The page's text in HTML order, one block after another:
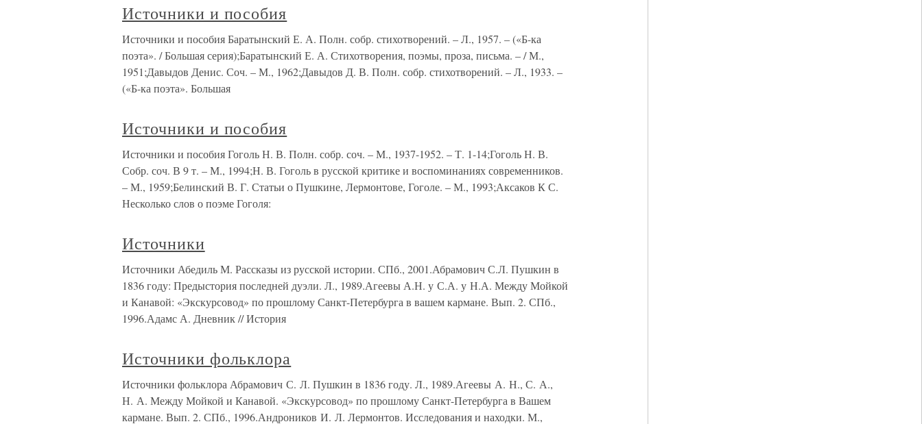
Источники и пособия
Источники и пособия Баратынский Е. А. Полн. собр. стихотворений. – Л., 1957. – («Б-ка
поэта». / Большая серия);Баратынский Е. А. Стихотворения, поэмы, проза, письма. – / М.,
1951;Давыдов Денис. Соч. – М., 1962;Давыдов Д. В. Полн. собр. стихотворений. – Л., 1933. –
(«Б-ка поэта». Большая
Источники и пособия
Источники и пособия Гоголь Н. В. Полн. собр. соч. – М., 1937-1952. – Т. 1-14;Гоголь Н. В.
Собр. соч. В 9 т. – М., 1994;Н. В. Гоголь в русской критике и воспоминаниях современников.
– М., 1959;Белинский В. Г. Статьи о Пушкине, Лермонтове, Гоголе. – М., 1993;Аксаков К С.
Несколько слов о поэме Гоголя:
Источники
Источники Абедиль М. Рассказы из русской истории. СПб., 2001.Абрамович С.Л. Пушкин в
1836 году: Предыстория последней дуэли. Л., 1989.Агеевы А.Н. у С.А. у Н.А. Между Мойкой
и Канавой: «Экскурсовод» по прошлому Санкт-Петербурга в вашем кармане. Вып. 2. СПб.,
1996.Адамс А. Дневник // История
Источники фольклора
Источники фольклора Абрамович С. Л. Пушкин в 1836 году. Л., 1989.Агеевы А. Н., С. А.,
Н. А. Между Мойкой и Канавой. «Экскурсовод» по прошлому Санкт-Петербурга в Вашем
кармане. Вып. 2. СПб., 1996.Андроников И. Л. Лермонтов. Исследования и находки. М.,